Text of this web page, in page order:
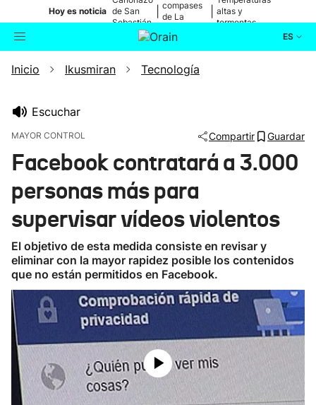
Hoy es noticia de San
Sebastián
compases
de La
altas y
tormentas
ES
Buscador Actualidad
Ikusmiran
Eguraldia
Inicio Ikusmiran Tecnología
Escuchar
MAYOR CONTROL Compartir Guardar
Facebook contratará a 3.000
personas más para
supervisar vídeos violentos
El objetivo de esta medida consiste en revisar y
eliminar con la mayor rapidez posible los contenidos
que no están permitidos en Facebook.